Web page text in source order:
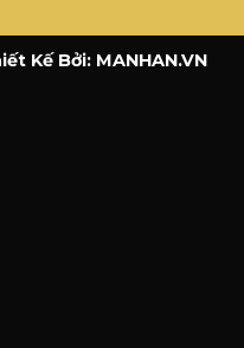
Kế Bởi: MANHAN.VN